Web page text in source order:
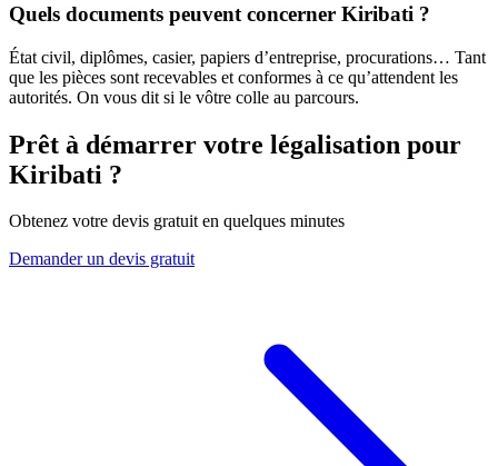
Quels documents peuvent concerner Kiribati ?
État civil, diplômes, casier, papiers d’entreprise, procurations… Tant
que les pièces sont recevables et conformes à ce qu’attendent les
autorités. On vous dit si le vôtre colle au parcours.
Prêt à démarrer votre légalisation pour
Kiribati ?
Obtenez votre devis gratuit en quelques minutes
Demander un devis gratuit